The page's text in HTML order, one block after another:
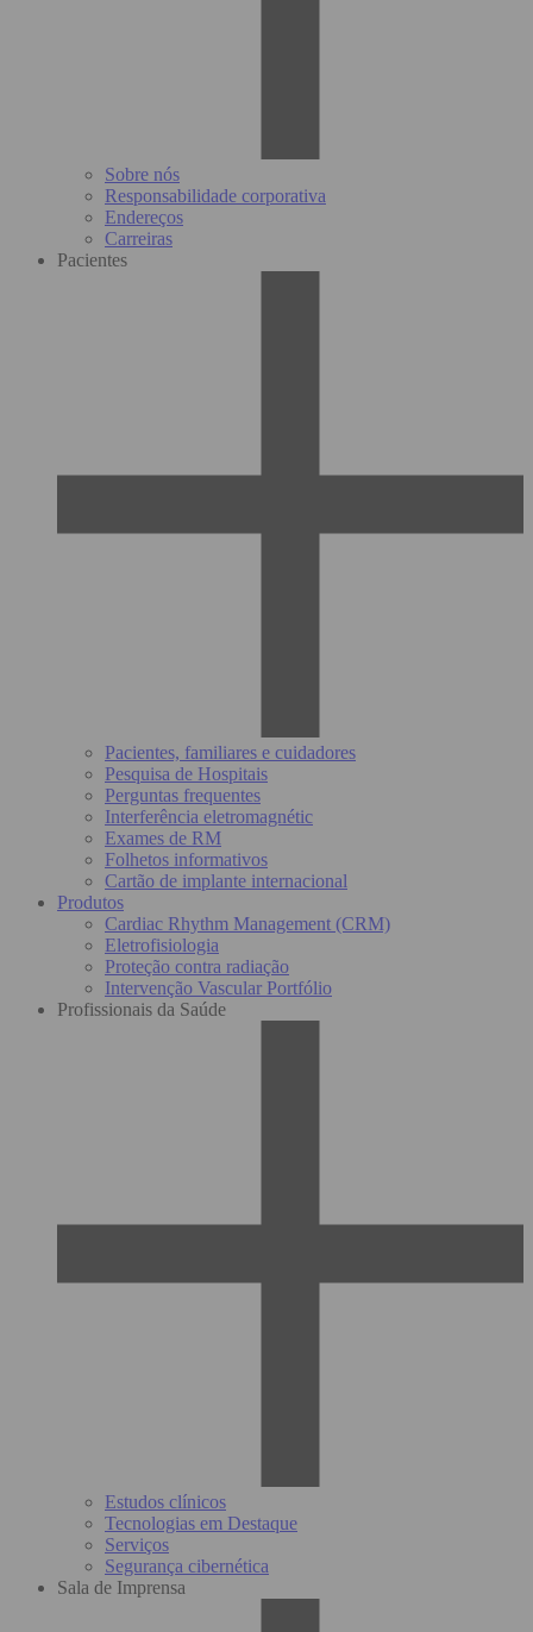
Sobre nós
Responsabilidade corporativa
Endereços
Carreiras
Pacientes
Pacientes, familiares e cuidadores
Pesquisa de Hospitais
Perguntas frequentes
Interferência eletromagnétic
Exames de RM
Folhetos informativos
Cartão de implante internacional
Produtos
Cardiac Rhythm Management (CRM)
Eletrofisiologia
Proteção contra radiação
Intervenção Vascular Portfólio
Profissionais da Saúde
Estudos clínicos
Tecnologias em Destaque
Serviços
Segurança cibernética
Sala de Imprensa